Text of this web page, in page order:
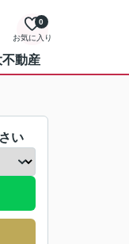
お気に入り
0
動産
い